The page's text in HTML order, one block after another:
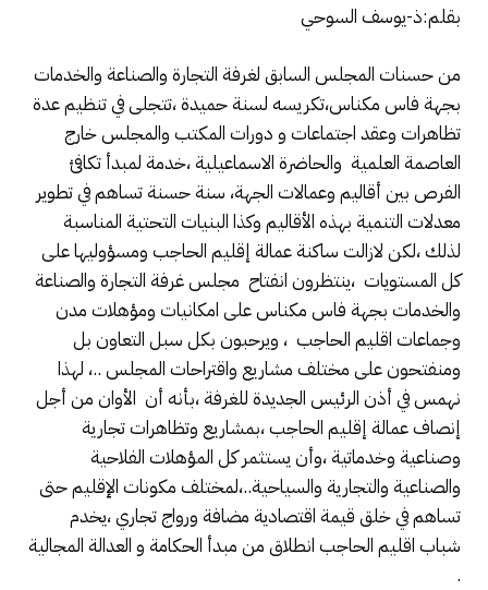
بقلم:ذ-يوسف السوحي
من حسنات المجلس السابق لغرفة التجارة والصناعة والخدمات
بجهة فاس مكناس،تكريسه لسنة حميدة ،تتجلى في تنظيم عدة
تظاهرات وعقد اجتماعات و دورات المكتب والمجلس خارج
العاصمة العلمية والحاضرة الاسماعيلية ،خدمة لمبدأ تكافئ
الفرص بين أقاليم وعمالات الجهة، سنة حسنة تساهم في تطوير
معدلات التنمية بهذه الأقاليم وكذا البنيات التحتية المناسبة
لذلك ،لكن لازالت ساكنة عمالة إقليم الحاجب ومسؤوليها على
كل المستويات ،ينتظرون انفتاح مجلس غرفة التجارة والصناعة
والخدمات بجهة فاس مكناس على امكانيات ومؤهلات مدن
وجماعات اقليم الحاجب ، ويرحبون بكل سبل التعاون بل
ومنفتحون على مختلف مشاريع واقتراحات المجلس ..، لهذا
نهمس في أذن الرئيس الجديدة للغرفة ،بأنه أن الأوان من أجل
إنصاف عمالة إقليم الحاجب ،بمشاريع وتظاهرات تجارية
وصناعية وخدماتية ،وأن يستثمر كل المؤهلات الفلاحية
والصناعية والتجارية والسياحية..،لمختلف مكونات الإقليم حتى
تساهم في خلق قيمة اقتصادية مضافة ورواج تجاري ،يخدم
شباب اقليم الحاجب انطلاق من مبدأ الحكامة و العدالة المجالية
.